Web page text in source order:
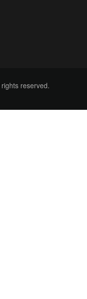
reserved.